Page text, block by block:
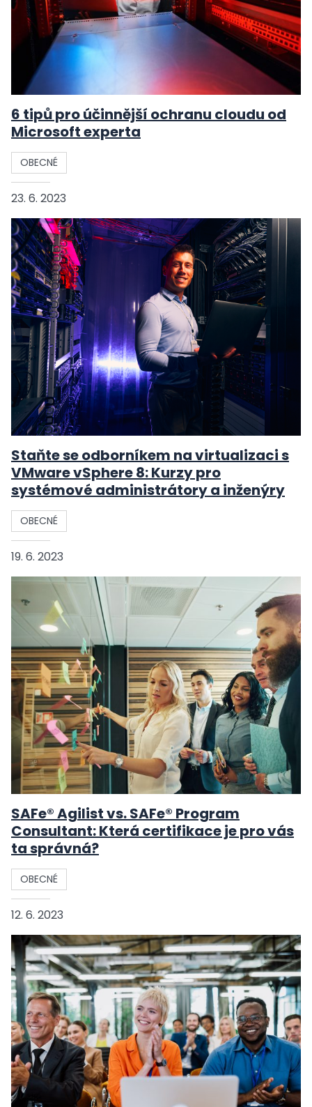
6 tipů pro účinnější ochranu cloudu od
Microsoft experta
OBECNÉ
23. 6. 2023
Staňte se odborníkem na virtualizaci s
VMware vSphere 8: Kurzy pro
systémové administrátory a inženýry
OBECNÉ
19. 6. 2023
SAFe® Agilist vs. SAFe® Program
Consultant: Která certifikace je pro vás
ta správná?
OBECNÉ
12. 6. 2023